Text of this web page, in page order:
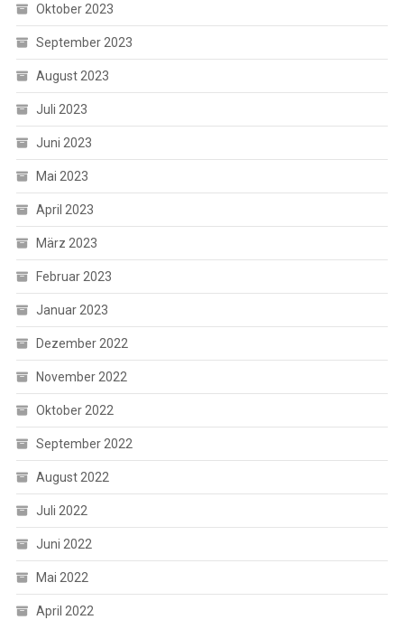
Oktober 2023
September 2023
August 2023
Juli 2023
Juni 2023
Mai 2023
April 2023
März 2023
Februar 2023
Januar 2023
Dezember 2022
November 2022
Oktober 2022
September 2022
August 2022
Juli 2022
Juni 2022
Mai 2022
April 2022